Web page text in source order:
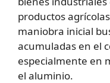
productos
maniobra inicial
acumuladas en el
especialmente en
el aluminio.